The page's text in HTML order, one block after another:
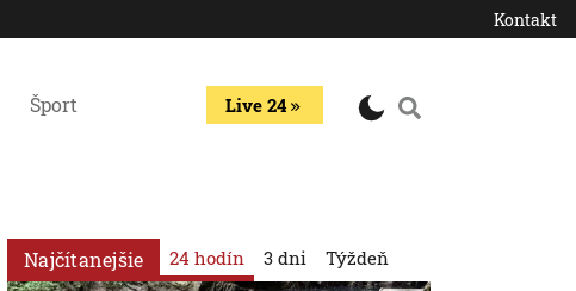
Kontakt
Šport Live 24
Najčítanejšie 24 hodín 3 dni Týždeň